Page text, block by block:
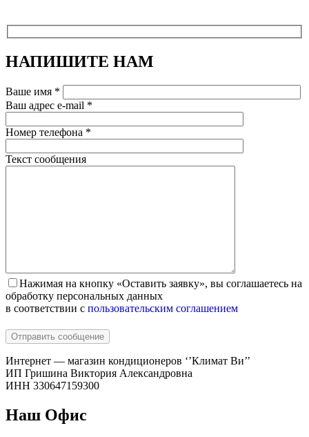
НАПИШИТЕ НАМ
Ваше имя *
Ваш адрес e-mail *
Номер телефона *
Текст сообщения
Нажимая на кнопку «Оставить заявку», вы соглашаетесь на
обработку персональных данных
в соответствии с пользовательским соглашением
Интернет — магазин кондиционеров ‘’Климат Ви’’
ИП Гришина Виктория Александровна
ИНН 330647159300
Наш Офис